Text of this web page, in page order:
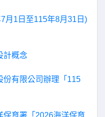
月1日至115年8月31日)
計概念
份有限公司辦理「115
保育署「2026海洋保育